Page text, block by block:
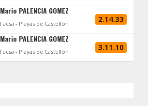
Mario PALENCIA GOMEZ
Facsa - Playas de Castellón 2.14.33
Mario PALENCIA GOMEZ
Facsa - Playas de Castellón 3.11.10